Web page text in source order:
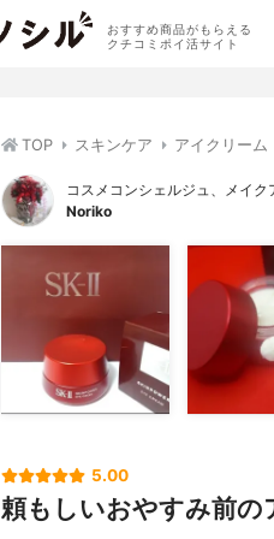
おすすめ商品がもらえる
クチコミポイ活サイト
TOP スキンケア アイクリーム
コスメコンシェルジュ、メイク
Noriko
5.00
頼もしいおやすみ前